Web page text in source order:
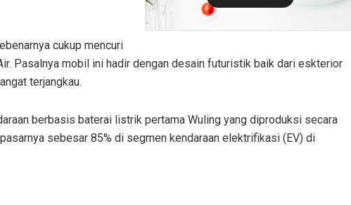
cukup mencuri
Pasalnya mobil ini hadir dengan desain futuristik baik dari eskterior
terjangkau.
berbasis baterai listrik pertama Wuling yang diproduksi secara
sebesar 85% di segmen kendaraan elektrifikasi (EV) di